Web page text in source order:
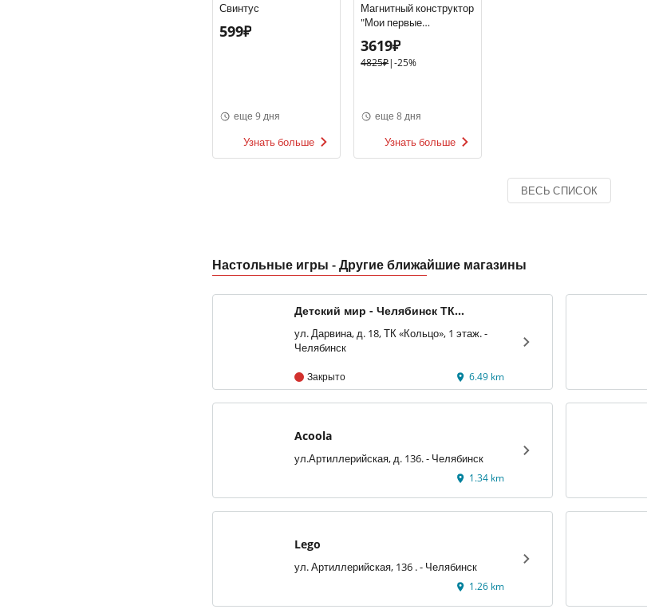
Свинтус
599₽
еще 9 дня
Узнать больше
Магнитный конструктор
"Мои первые
акробаты", 10 деталей
(арт. SMX 227)
3619₽
4825₽|-25%
еще 8 дня
Узнать больше
ВЕСЬ СПИСОК
Настольные игры - Другие ближайшие магазины
Детский мир - Челябинск ТК
ул. Дарвина, д. 18, ТК «Кольцо», 1 этаж. -
Челябинск
Закрыто 6.49 km
Acoola
ул.Артиллерийская, д. 136. - Челябинск
1.34 km
Lego
ул. Артиллерийская, 136 . - Челябинск
1.26 km